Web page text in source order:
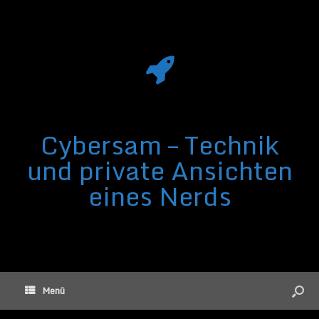
Cybersam – Technik
und private Ansichten
eines Nerds
Menü